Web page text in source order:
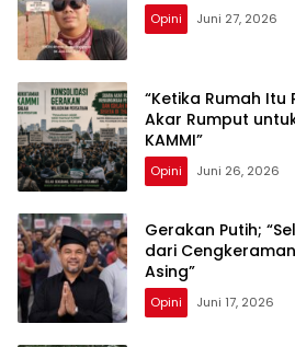
Opini Juni 27, 2026
“Ketika Rumah Itu
Akar Rumput
KAMMI”
Opini Juni 26, 2026
Gerakan Putih;
dari
Asing”
Opini Juni 17, 2026